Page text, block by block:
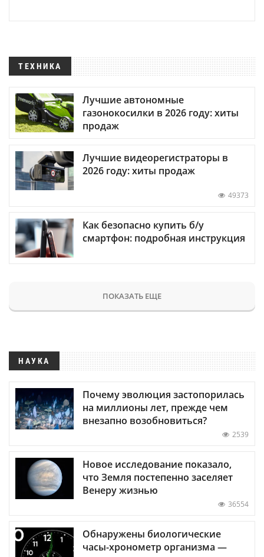
ТЕХНИКА
Лучшие автономные
газонокосилки в 2026 году: хиты
продаж
Лучшие видеорегистраторы в
2026 году: хиты продаж
49373
Как безопасно купить б/у
смартфон: подробная инструкция
ПОКАЗАТЬ ЕЩЕ
НАУКА
Почему эволюция застопорилась
на миллионы лет, прежде чем
внезапно возобновиться?
2539
Новое исследование показало,
что Земля постепенно заселяет
Венеру жизнью
36554
Обнаружены биологические
часы-хронометр организма —